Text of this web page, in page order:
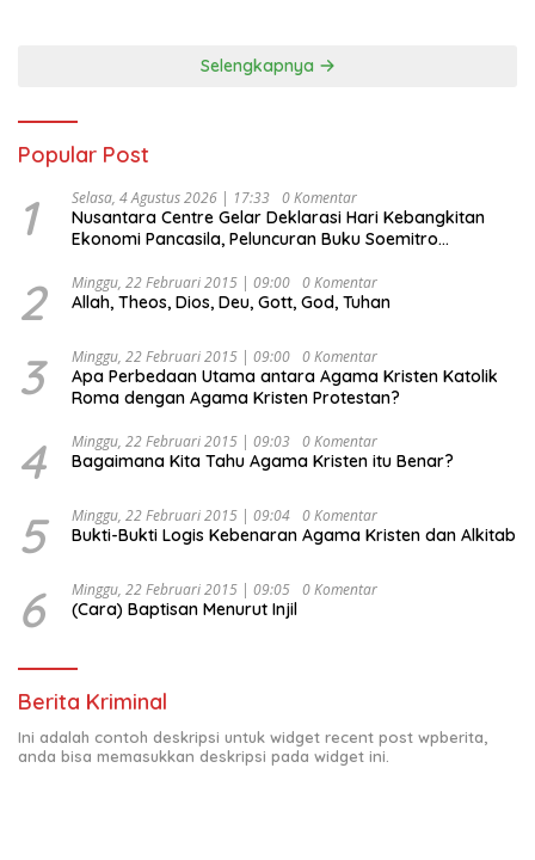
Selengkapnya
Popular Post
1 Selasa, 4 Agustus 2026 | 17:33 0 Komentar
Nusantara Centre Gelar Deklarasi Hari Kebangkitan
Ekonomi Pancasila, Peluncuran Buku Soemitro
Ekonomi Politik Indonesia) & Simposium Nasional
“Urgensi Undang-Undang Perekonomian Nasional dan
Indonesia Emas 2045”,
2 Minggu, 22 Februari 2015 | 09:00 0 Komentar
Allah, Theos, Dios, Deu, Gott, God, Tuhan
3 Minggu, 22 Februari 2015 | 09:00 0 Komentar
Apa Perbedaan Utama antara Agama Kristen Katolik
Roma dengan Agama Kristen Protestan?
4 Minggu, 22 Februari 2015 | 09:03 0 Komentar
Bagaimana Kita Tahu Agama Kristen itu Benar?
5 Minggu, 22 Februari 2015 | 09:04 0 Komentar
Bukti-Bukti Logis Kebenaran Agama Kristen dan Alkitab
6 Minggu, 22 Februari 2015 | 09:05 0 Komentar
(Cara) Baptisan Menurut Injil
Berita Kriminal
Ini adalah contoh deskripsi untuk widget recent post wpberita,
anda bisa memasukkan deskripsi pada widget ini.